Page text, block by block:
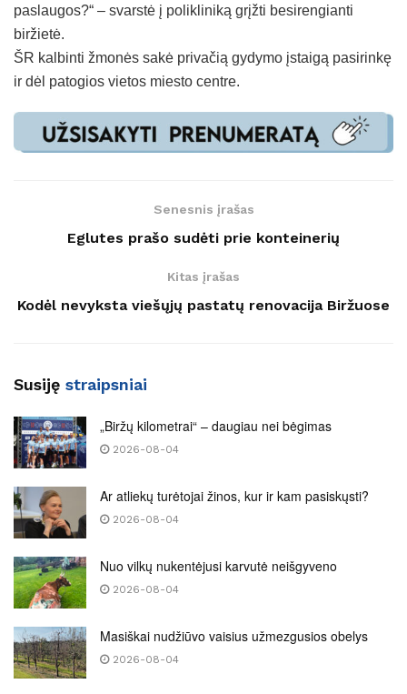
paslaugos?“ – svarstė į polikliniką grįžti besirengianti
biržietė.
ŠR kalbinti žmonės sakė privačią gydymo įstaigą pasirinkę
ir dėl patogios vietos miesto centre.
Senesnis įrašas
Eglutes prašo sudėti prie konteinerių
Kitas įrašas
Kodėl nevyksta viešųjų pastatų renovacija Biržuose
Susiję straipsniai
„Biržų kilometrai“ – daugiau nei bėgimas
2026-08-04
Ar atliekų turėtojai žinos, kur ir kam pasiskųsti?
2026-08-04
Nuo vilkų nukentėjusi karvutė neišgyveno
2026-08-04
Masiškai nudžiūvo vaisius užmezgusios obelys
2026-08-04